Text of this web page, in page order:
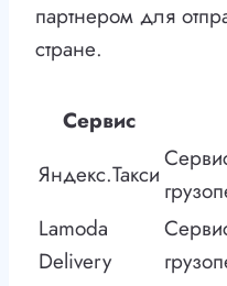
партнером для
стране.
Сервис
Яндекс.Такси
Lamoda
Delivery